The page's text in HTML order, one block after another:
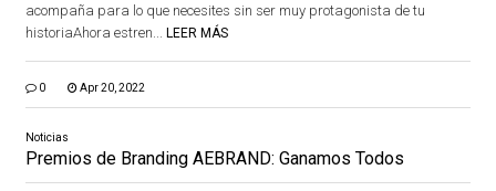
acompaña para lo que necesites sin ser muy protagonista de tu
historiaAhora estren...
LEER MÁS
0 Apr 20, 2022
Noticias
Premios de Branding AEBRAND: Ganamos Todos